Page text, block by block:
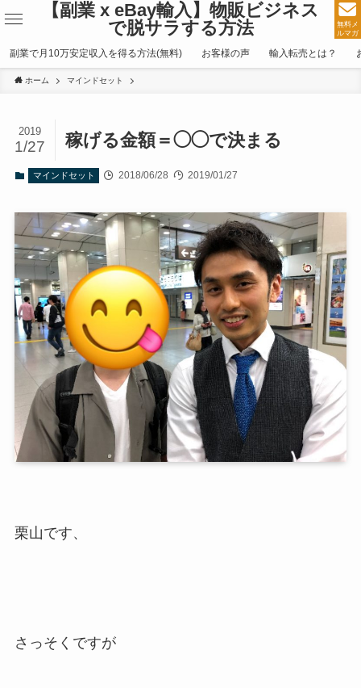
【副業 x eBay輸入】物販ビジネス
で脱サラする方法
無料メ
ルマガ
副業で月10万安定収入を得る方法(無料) お客様の声 輸入転売とは？
ホーム マインドセット
稼げる金額＝◯◯で決まる
2019
1/27
マインドセット 2018/06/28 2019/01/27
栗山です、
さっそくですが